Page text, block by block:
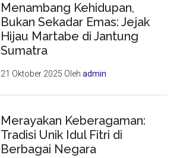
Menambang Kehidupan,
Bukan Sekadar Emas: Jejak
Hijau Martabe di Jantung
Sumatra
21 Oktober 2025 Olehadmin
Merayakan Keberagaman:
Tradisi Unik Idul Fitri di
Berbagai Negara